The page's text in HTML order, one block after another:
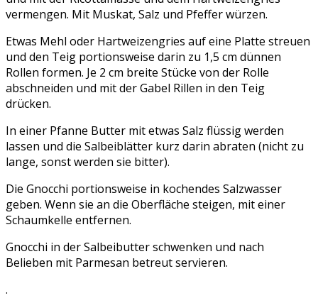
vermengen. Mit Muskat, Salz und Pfeffer würzen.
Etwas Mehl oder Hartweizengries auf eine Platte streuen
und den Teig portionsweise darin zu 1,5 cm dünnen
Rollen formen. Je 2 cm breite Stücke von der Rolle
abschneiden und mit der Gabel Rillen in den Teig
drücken.
In einer Pfanne Butter mit etwas Salz flüssig werden
lassen und die Salbeiblätter kurz darin abraten (nicht zu
lange, sonst werden sie bitter).
Die Gnocchi portionsweise in kochendes Salzwasser
geben. Wenn sie an die Oberfläche steigen, mit einer
Schaumkelle entfernen.
Gnocchi in der Salbeibutter schwenken und nach
Belieben mit Parmesan betreut servieren.
.